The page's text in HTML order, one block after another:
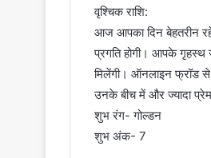
वृश्चिक राशि:
आज आपका दिन बेहतरीन
प्रगति होगी। आपके गृहस्थ
मिलेंगी। ऑनलाइन फ्रॉड
उनके बीच में और ज्यादा
शुभ रंग- गोल्डन
शुभ अंक- 7